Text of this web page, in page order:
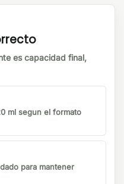
es capacidad final,
ml segun el formato
para mantener